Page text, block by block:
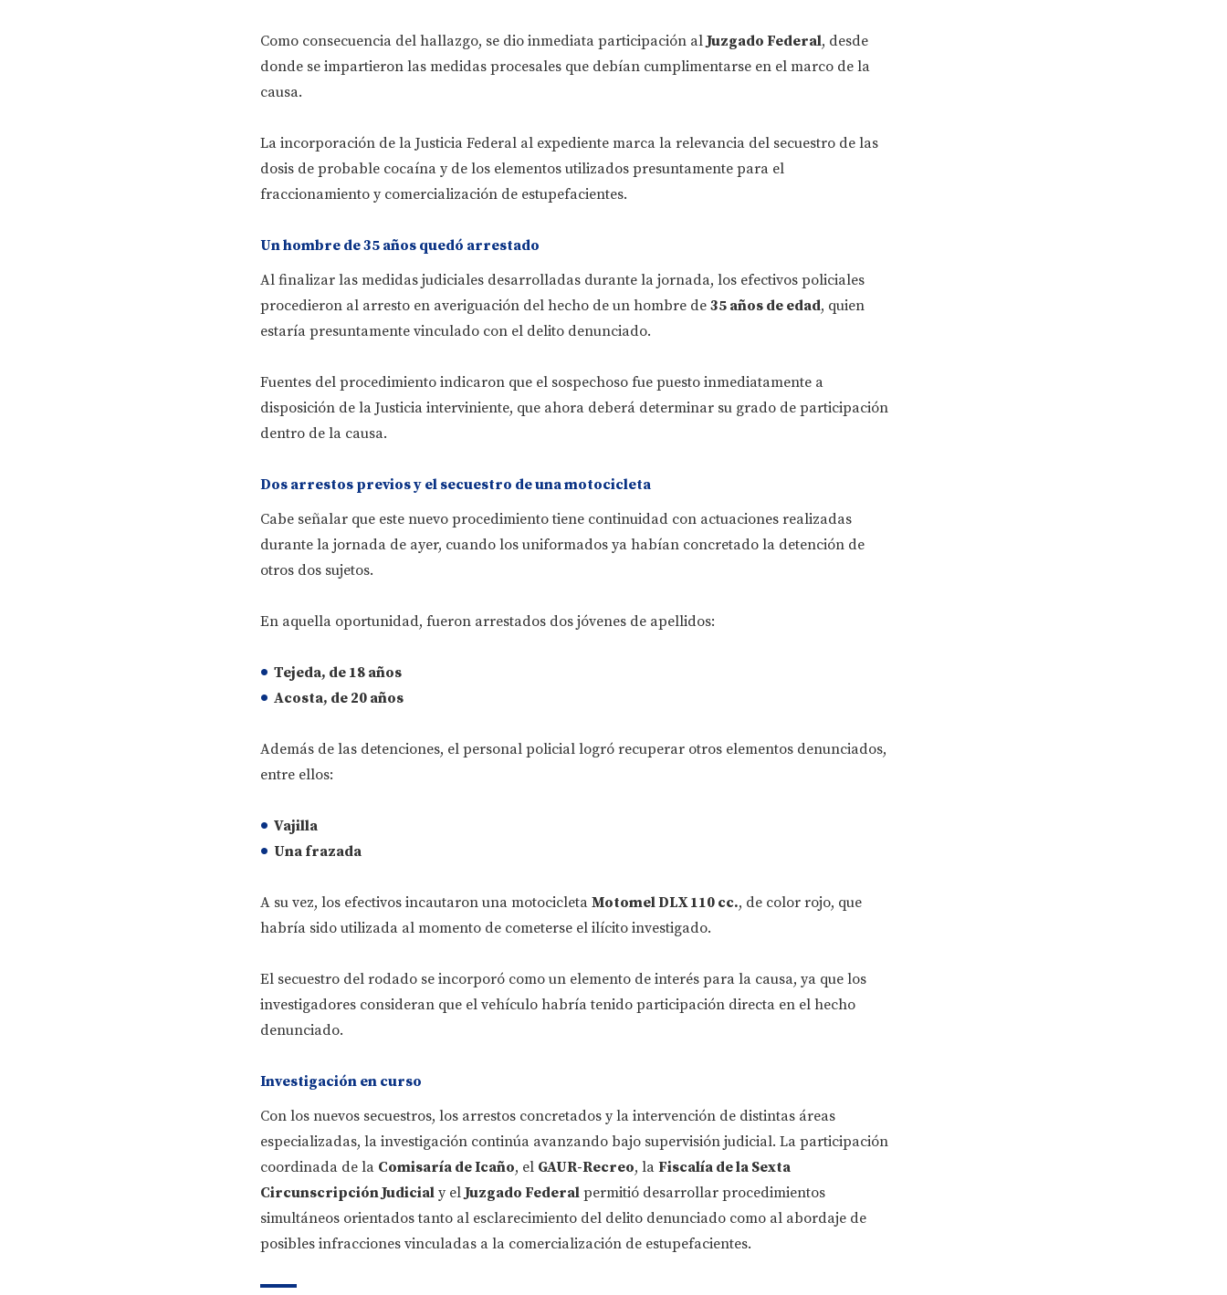
Como consecuencia del hallazgo, se dio inmediata participación al Juzgado Federal, desde
donde se impartieron las medidas procesales que debían cumplimentarse en el marco de la
causa.
La incorporación de la Justicia Federal al expediente marca la relevancia del secuestro de las
dosis de probable cocaína y de los elementos utilizados presuntamente para el
fraccionamiento y comercialización de estupefacientes.
Un hombre de 35 años quedó arrestado
Al finalizar las medidas judiciales desarrolladas durante la jornada, los efectivos policiales
procedieron al arresto en averiguación del hecho de un hombre de 35 años de edad, quien
estaría presuntamente vinculado con el delito denunciado.
Fuentes del procedimiento indicaron que el sospechoso fue puesto inmediatamente a
disposición de la Justicia interviniente, que ahora deberá determinar su grado de participación
dentro de la causa.
Dos arrestos previos y el secuestro de una motocicleta
Cabe señalar que este nuevo procedimiento tiene continuidad con actuaciones realizadas
durante la jornada de ayer, cuando los uniformados ya habían concretado la detención de
otros dos sujetos.
En aquella oportunidad, fueron arrestados dos jóvenes de apellidos:
Tejeda, de 18 años
Acosta, de 20 años
Además de las detenciones, el personal policial logró recuperar otros elementos denunciados,
entre ellos:
Vajilla
Una frazada
A su vez, los efectivos incautaron una motocicleta Motomel DLX 110 cc., de color rojo, que
habría sido utilizada al momento de cometerse el ilícito investigado.
El secuestro del rodado se incorporó como un elemento de interés para la causa, ya que los
investigadores consideran que el vehículo habría tenido participación directa en el hecho
denunciado.
Investigación en curso
Con los nuevos secuestros, los arrestos concretados y la intervención de distintas áreas
especializadas, la investigación continúa avanzando bajo supervisión judicial. La participación
coordinada de la Comisaría de Icaño, el GAUR-Recreo, la Fiscalía de la Sexta
Circunscripción Judicialy el Juzgado Federalpermitió desarrollar procedimientos
simultáneos orientados tanto al esclarecimiento del delito denunciado como al abordaje de
posibles infracciones vinculadas a la comercialización de estupefacientes.